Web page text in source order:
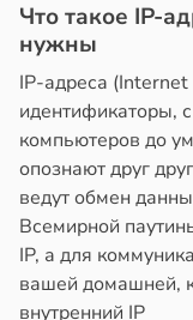
Что такое IP-
нужны
IP-адреса
идентификаторы,
компьютеров до
опознают друг
ведут обмен
Всемирной
IP, а для
вашей домашней,
внутренний IP